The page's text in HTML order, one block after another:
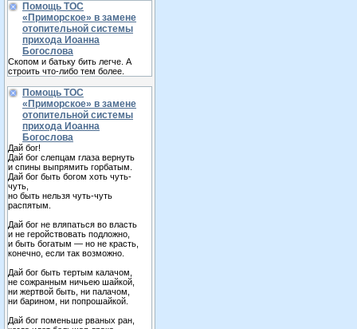
Помощь ТОС
«Приморское» в замене
отопительной системы
прихода Иоанна
Богослова
Скопом и батьку бить легче. А
строить что-либо тем более.
Помощь ТОС
«Приморское» в замене
отопительной системы
прихода Иоанна
Богослова
Дай бог!
Дай бог слепцам глаза вернуть
и спины выпрямить горбатым.
Дай бог быть богом хоть чуть-
чуть,
но быть нельзя чуть-чуть
распятым.
Дай бог не вляпаться во власть
и не геройствовать подложно,
и быть богатым — но не красть,
конечно, если так возможно.
Дай бог быть тертым калачом,
не сожранным ничьею шайкой,
ни жертвой быть, ни палачом,
ни барином, ни попрошайкой.
Дай бог поменьше рваных ран,